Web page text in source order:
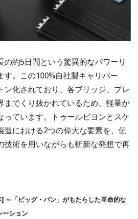
の約5日間という驚異的なパワーリ
す。この100%自社製キャリバー
ン化されており、各ブリッジ、プレ
までくり抜かれているため、軽量か
っています。トゥールビヨンとスケ
造における2つの偉大な要素を、伝
技術を用いながらも斬新な発想で再
～「ビッグ・バン」がもたらした革命的な
ーション